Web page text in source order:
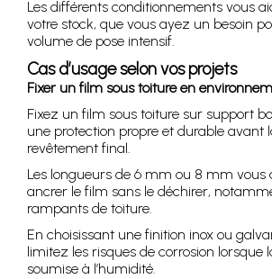
Les différents conditionnements vous
votre stock, que vous ayez un besoin
volume de pose intensif.
Cas d’usage selon vos projets
Fixer un film sous toiture en
Fixez un film sous toiture sur support
une protection propre et durable avant
revêtement final.
Les longueurs de 6 mm ou 8 mm vous
ancrer le film sans le déchirer,
rampants de toiture.
En choisissant une finition inox ou
limitez les risques de corrosion lorsque
soumise à l’humidité.